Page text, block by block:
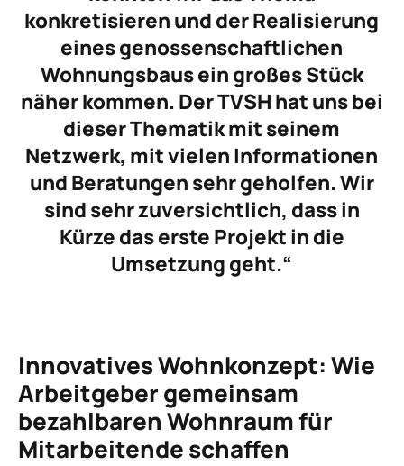
konkretisieren und der Realisierung
eines genossenschaftlichen
Wohnungsbaus ein großes Stück
näher kommen. Der TVSH hat uns bei
dieser Thematik mit seinem
Netzwerk, mit vielen Informationen
und Beratungen sehr geholfen. Wir
sind sehr zuversichtlich, dass in
Kürze das erste Projekt in die
Umsetzung geht.“
Innovatives Wohnkonzept: Wie
Arbeitgeber gemeinsam
bezahlbaren Wohnraum für
Mitarbeitende schaffen